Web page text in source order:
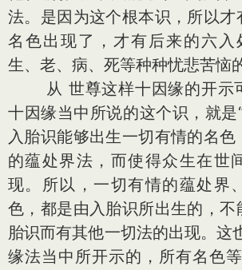
法。是因为这个根本识，所以才
名色出现了，才有后来的六
生、老、病、死等种种忧悲苦恼
从 世尊这样十因缘的开示
十因缘当中所说的这个识，就是
入胎识能够出生一切有情的名
的蕴处界法，而使得众生在世
现。所以，一切有情的蕴处界
色，都是由入胎识所出生的，不
胎识而有其他一切法的出现。这
缘法当中所开示的，所有名色